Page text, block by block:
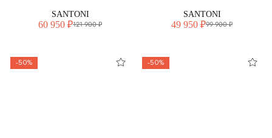
SANTONI
60 950 ₽121 900 ₽
SANTONI
49 950 ₽99 900 ₽
-50% -50%